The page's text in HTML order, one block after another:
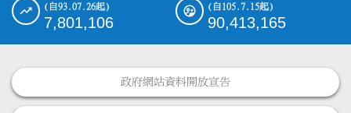
(自93.07.26起)
7,801,106
(自105.7.15起)
90,413,165
政府網站資料開放宣告